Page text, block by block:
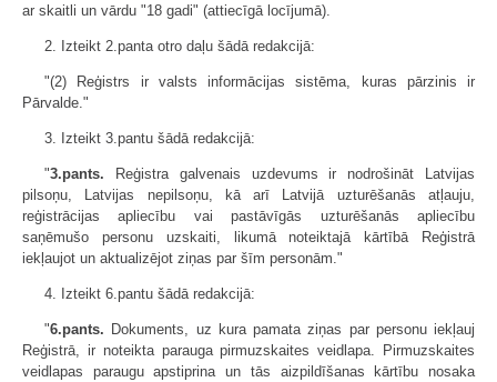
ar skaitli un vārdu "18 gadi" (attiecīgā locījumā).
2. Izteikt 2.panta otro daļu šādā redakcijā:
"(2) Reģistrs ir valsts informācijas sistēma, kuras pārzinis ir
Pārvalde."
3. Izteikt 3.pantu šādā redakcijā:
"3.pants. Reģistra galvenais uzdevums ir nodrošināt Latvijas
pilsoņu, Latvijas nepilsoņu, kā arī Latvijā uzturēšanās atļauju,
reģistrācijas apliecību vai pastāvīgās uzturēšanās apliecību
saņēmušo personu uzskaiti, likumā noteiktajā kārtībā Reģistrā
iekļaujot un aktualizējot ziņas par šīm personām."
4. Izteikt 6.pantu šādā redakcijā:
"6.pants. Dokuments, uz kura pamata ziņas par personu iekļauj
Reģistrā, ir noteikta parauga pirmuzskaites veidlapa. Pirmuzskaites
veidlapas paraugu apstiprina un tās aizpildīšanas kārtību nosaka